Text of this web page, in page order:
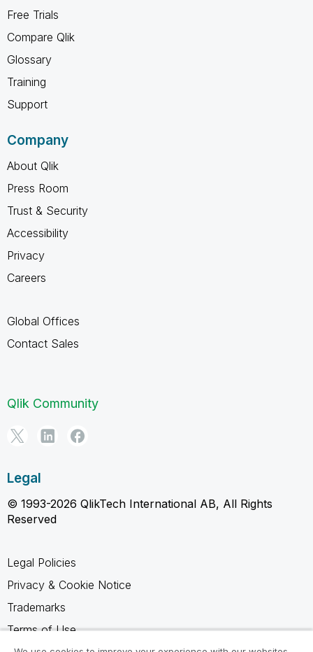
Free Trials
Compare Qlik
Glossary
Training
Support
Company
About Qlik
Press Room
Trust & Security
Accessibility
Privacy
Careers
Global Offices
Contact Sales
Qlik Community
Legal
© 1993-2026 QlikTech International AB, All Rights
Reserved
Legal Policies
Privacy & Cookie Notice
Trademarks
Terms of Use